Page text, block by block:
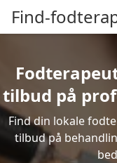
Find-
tilbud på
Find din lokale
tilbud på